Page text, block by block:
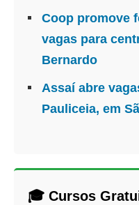
Coop promove
vagas para
Bernardo
Assaí abre
Pauliceia, em
🎓 Cursos